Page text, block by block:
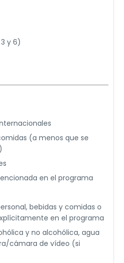
y 6)
(a menos que se
en el programa
bebidas y comidas o
en el programa
y no alcohólica, agua
cámara de vídeo (si